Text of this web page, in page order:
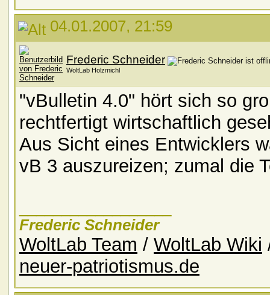
04.01.2007, 21:59
Frederic Schneider
WoltLab Holzmichl
"vBulletin 4.0" hört sich so
rechtfertigt wirtschaftlich
Aus Sicht eines Entwicklers
vB 3 auszureizen; zumal die
Frederic Schneider
WoltLab Team / WoltLab Wiki
neuer-patriotismus.de